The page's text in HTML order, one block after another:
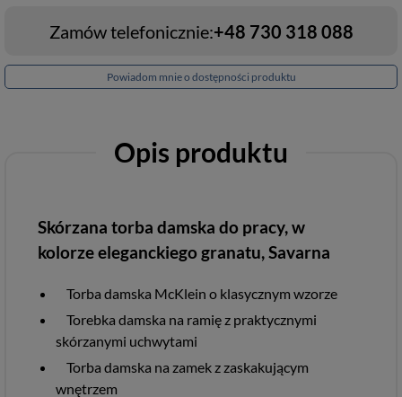
Zamów telefonicznie:+48 730 318 088
Powiadom mnie o dostępności produktu
Opis produktu
Skórzana torba damska do pracy, w
kolorze eleganckiego granatu, Savarna
Torba damska McKlein o klasycznym wzorze
Torebka damska na ramię z praktycznymi
skórzanymi uchwytami
Torba damska na zamek z zaskakującym
wnętrzem